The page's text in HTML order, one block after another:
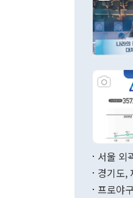
서울 외
경기도,
프로야